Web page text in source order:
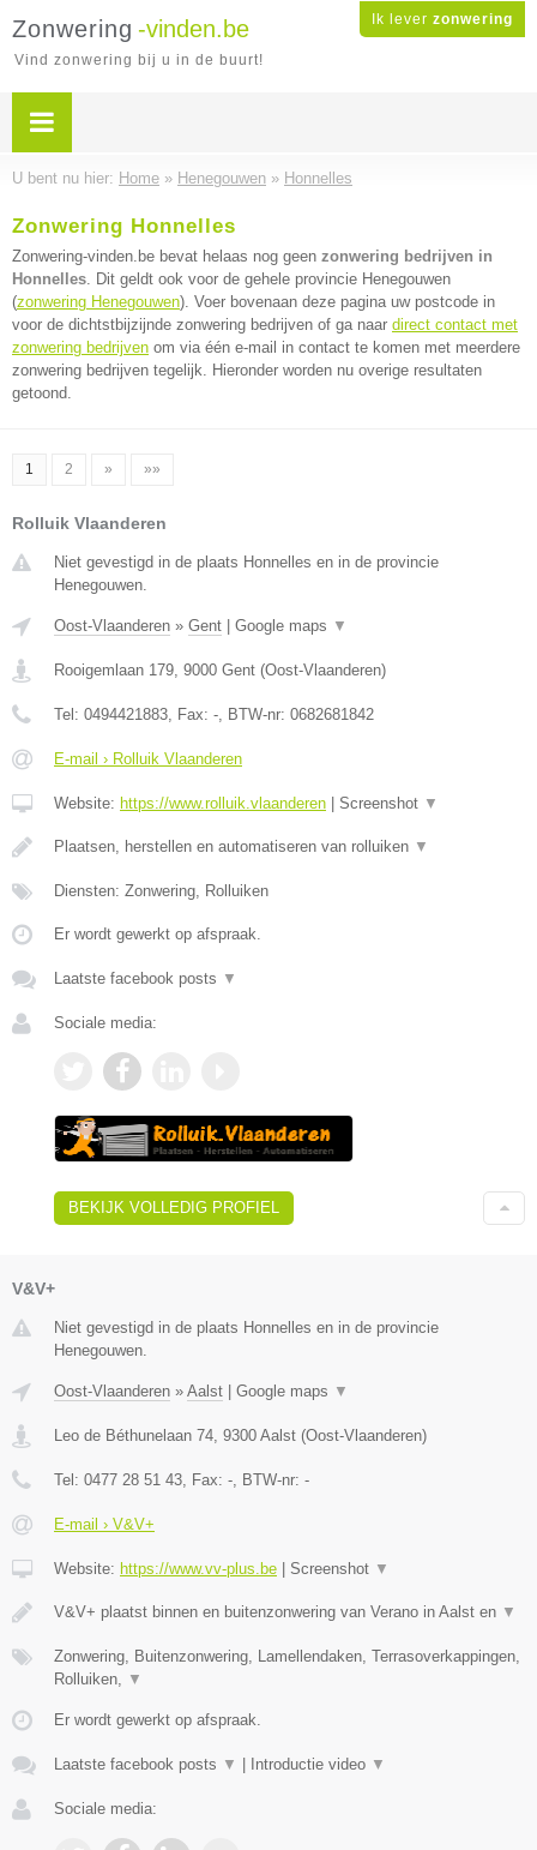
Ik lever zonwering
Zonwering -vinden.be
Vind zonwering bij u in de buurt!
U bent nu hier: Home » Henegouwen » Honnelles
Zonwering Honnelles
Zonwering-vinden.be bevat helaas nog geen zonwering bedrijven in
Honnelles. Dit geldt ook voor de gehele provincie Henegouwen
(zonwering Henegouwen). Voer bovenaan deze pagina uw postcode in
voor de dichtstbijzijnde zonwering bedrijven of ga naar direct contact met
zonwering bedrijven om via één e-mail in contact te komen met meerdere
zonwering bedrijven tegelijk. Hieronder worden nu overige resultaten
getoond.
1 2 » »»
Rolluik Vlaanderen
Niet gevestigd in de plaats Honnelles en in de provincie
Henegouwen.
Oost-Vlaanderen » Gent Google maps ▼
Rooigemlaan 179, 9000 Gent (Oost-Vlaanderen)
Tel: 0494421883, Fax: -, BTW-nr: 0682681842
E-mail › Rolluik Vlaanderen
Website: https://www.rolluik.vlaanderen Screenshot ▼
Plaatsen, herstellen en automatiseren van rolluiken ▼
Diensten: Zonwering, Rolluiken
Er wordt gewerkt op afspraak.
Laatste facebook posts ▼
Sociale media:
BEKIJK VOLLEDIG PROFIEL
V&V+
Niet gevestigd in de plaats Honnelles en in de provincie
Henegouwen.
Oost-Vlaanderen » Aalst | Google maps ▼
Leo de Béthunelaan 74 9300 Aalst (Oost-Vlaanderen)
Tel: 0477 28 51 43 , Fax: - , BTW-nr: -
E-mail › V&V+
Website: https://www.vv-plus.be | Screenshot ▼
V&V+ plaatst binnen en buitenzonwering van Verano in Aalst en ▼
Zonwering, Buitenzonwering, Lamellendaken, Terrasoverkappingen,
Rolluiken,
▼
Er wordt gewerkt op afspraak.
Laatste facebook posts ▼ | Introductie video ▼
Sociale media: